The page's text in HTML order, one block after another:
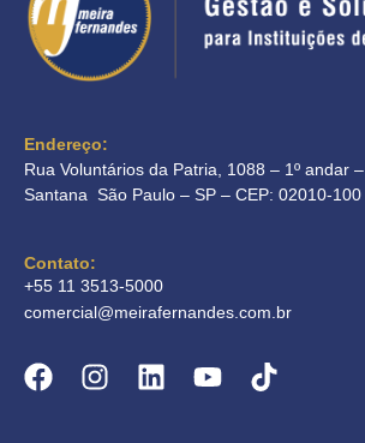
Endereço:
Rua Voluntários da Patria, 1088 – 1º andar –
Santana São Paulo – SP – CEP: 02010-100
Contato:
+55 11 3513-5000
comercial@meirafernandes.com.br